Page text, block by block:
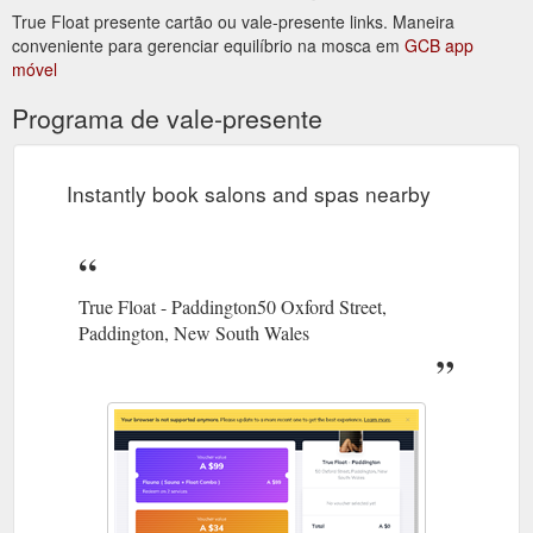
what we are seeking is ...
https://www.truefloat.com.au/infrared-sauna-near-me
True Float presente cartão ou vale-presente links. Maneira
conveniente para gerenciar equilíbrio na mosca em GCB app
móvel
Programa de vale-presente
Instantly book salons and spas nearby
True Float - Paddington50 Oxford Street,
Paddington, New South Wales